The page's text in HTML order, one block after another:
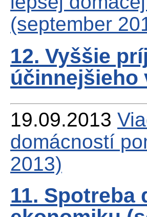
(september
12. Vyššie
účinnejšieho
19.09.2013
domácností
2013)
11.